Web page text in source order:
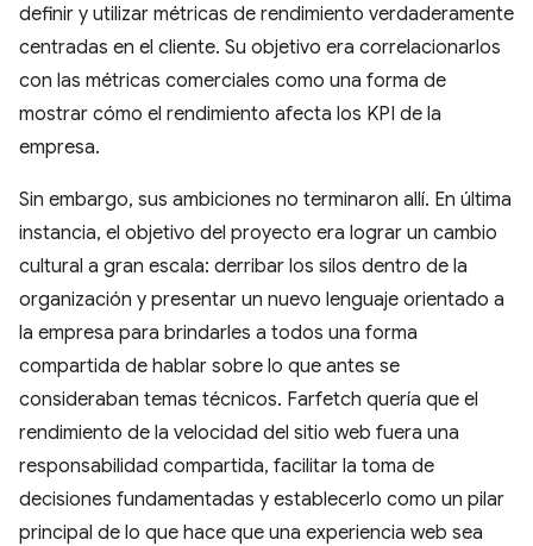
definir y utilizar métricas de rendimiento verdaderamente
centradas en el cliente. Su objetivo era correlacionarlos
con las métricas comerciales como una forma de
mostrar cómo el rendimiento afecta los KPI de la
empresa.
Sin embargo, sus ambiciones no terminaron allí. En última
instancia, el objetivo del proyecto era lograr un cambio
cultural a gran escala: derribar los silos dentro de la
organización y presentar un nuevo lenguaje orientado a
la empresa para brindarles a todos una forma
compartida de hablar sobre lo que antes se
consideraban temas técnicos. Farfetch quería que el
rendimiento de la velocidad del sitio web fuera una
responsabilidad compartida, facilitar la toma de
decisiones fundamentadas y establecerlo como un pilar
principal de lo que hace que una experiencia web sea